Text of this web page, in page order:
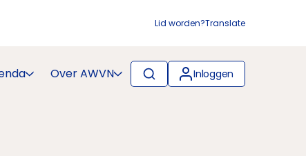
Lid worden?Translate
Over AWVN Inloggen